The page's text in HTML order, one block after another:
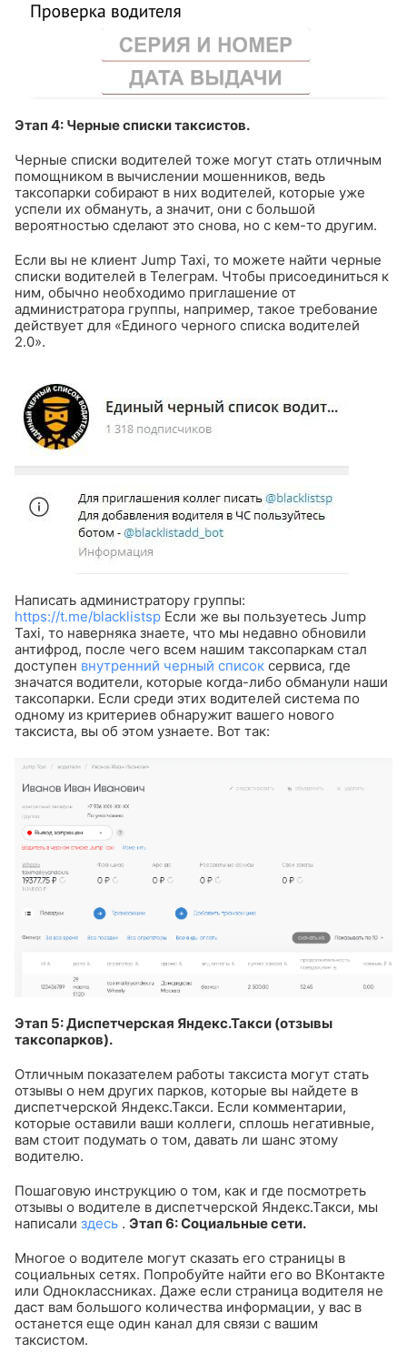
Этап 4: Черные списки таксистов.
Черные списки водителей тоже могут стать отличным
помощником в вычислении мошенников, ведь
таксопарки собирают в них водителей, которые уже
успели их обмануть, а значит, они с большой
вероятностью сделают это снова, но с кем-то другим.
Если вы не клиент Jump Taxi, то можете найти черные
списки водителей в Телеграм. Чтобы присоединиться к
ним, обычно необходимо приглашение от
администратора группы, например, такое требование
действует для «Единого черного списка водителей
2.0».
Написать администратору группы:
https://t.me/blacklistsp Если же вы пользуетесь Jump
Taxi, то наверняка знаете, что мы недавно обновили
антифрод, после чего всем нашим таксопаркам стал
доступен внутренний черный список сервиса, где
значатся водители, которые когда-либо обманули наши
таксопарки. Если среди этих водителей система по
одному из критериев обнаружит вашего нового
таксиста, вы об этом узнаете. Вот так:
Этап 5: Диспетчерская Яндекс.Такси (отзывы
таксопарков).
Отличным показателем работы таксиста могут стать
отзывы о нем других парков, которые вы найдете в
диспетчерской Яндекс.Такси. Если комментарии,
которые оставили ваши коллеги, сплошь негативные,
вам стоит подумать о том, давать ли шанс этому
водителю.
Пошаговую инструкцию о том, как и где посмотреть
отзывы о водителе в диспетчерской Яндекс.Такси, мы
написали здесь . Этап 6: Социальные сети.
Многое о водителе могут сказать его страницы в
социальных сетях. Попробуйте найти его во ВКонтакте
или Одноклассниках. Даже если страница водителя не
даст вам большого количества информации, у вас в
останется еще один канал для связи с вашим
таксистом.